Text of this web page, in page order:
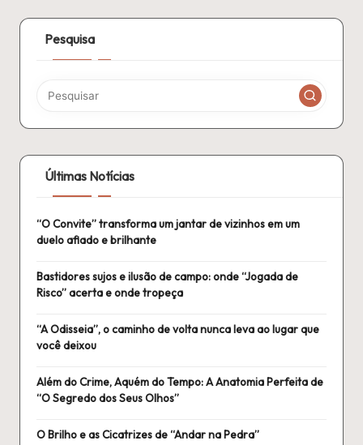
Pesquisa
Últimas Notícias
“O Convite” transforma um jantar de vizinhos em um
duelo afiado e brilhante
Bastidores sujos e ilusão de campo: onde “Jogada de
Risco” acerta e onde tropeça
“A Odisseia”, o caminho de volta nunca leva ao lugar que
você deixou
Além do Crime, Aquém do Tempo: A Anatomia Perfeita de
“O Segredo dos Seus Olhos”
O Brilho e as Cicatrizes de “Andar na Pedra”